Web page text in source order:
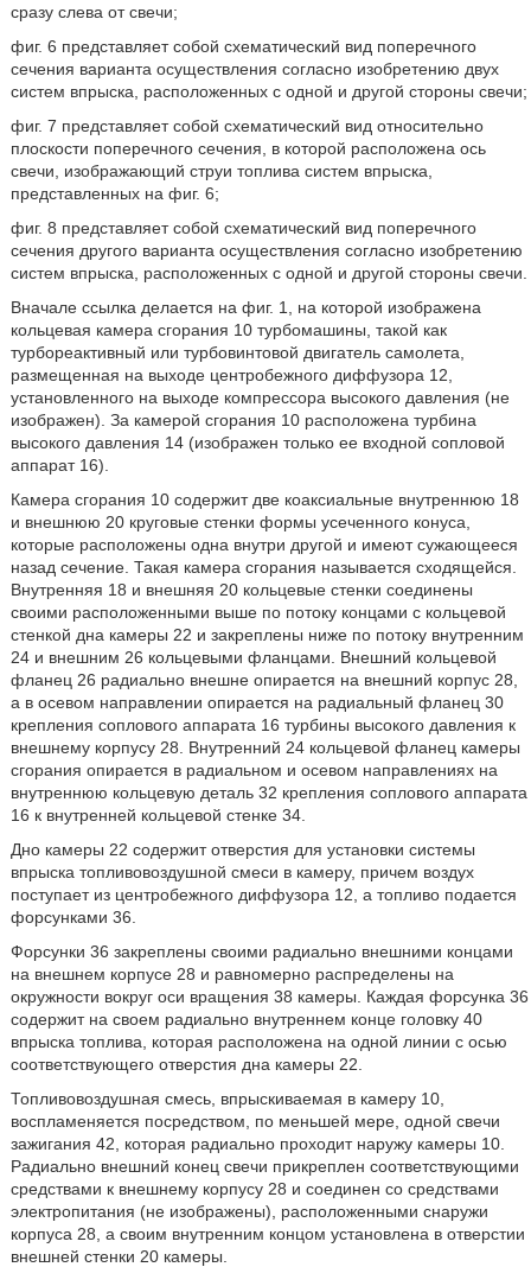
сразу слева от свечи;
фиг. 6 представляет собой схематический вид поперечного
сечения варианта осуществления согласно изобретению двух
систем впрыска, расположенных с одной и другой стороны свечи;
фиг. 7 представляет собой схематический вид относительно
плоскости поперечного сечения, в которой расположена ось
свечи, изображающий струи топлива систем впрыска,
представленных на фиг. 6;
фиг. 8 представляет собой схематический вид поперечного
сечения другого варианта осуществления согласно изобретению
систем впрыска, расположенных с одной и другой стороны свечи.
Вначале ссылка делается на фиг. 1, на которой изображена
кольцевая камера сгорания 10 турбомашины, такой как
турбореактивный или турбовинтовой двигатель самолета,
размещенная на выходе центробежного диффузора 12,
установленного на выходе компрессора высокого давления (не
изображен). За камерой сгорания 10 расположена турбина
высокого давления 14 (изображен только ее входной сопловой
аппарат 16).
Камера сгорания 10 содержит две коаксиальные внутреннюю 18
и внешнюю 20 круговые стенки формы усеченного конуса,
которые расположены одна внутри другой и имеют сужающееся
назад сечение. Такая камера сгорания называется сходящейся.
Внутренняя 18 и внешняя 20 кольцевые стенки соединены
своими расположенными выше по потоку концами с кольцевой
стенкой дна камеры 22 и закреплены ниже по потоку внутренним
24 и внешним 26 кольцевыми фланцами. Внешний кольцевой
фланец 26 радиально внешне опирается на внешний корпус 28,
а в осевом направлении опирается на радиальный фланец 30
крепления соплового аппарата 16 турбины высокого давления к
внешнему корпусу 28. Внутренний 24 кольцевой фланец камеры
сгорания опирается в радиальном и осевом направлениях на
внутреннюю кольцевую деталь 32 крепления соплового аппарата
16 к внутренней кольцевой стенке 34.
Дно камеры 22 содержит отверстия для установки системы
впрыска топливовоздушной смеси в камеру, причем воздух
поступает из центробежного диффузора 12, а топливо подается
форсунками 36.
Форсунки 36 закреплены своими радиально внешними концами
на внешнем корпусе 28 и равномерно распределены на
окружности вокруг оси вращения 38 камеры. Каждая форсунка 36
содержит на своем радиально внутреннем конце головку 40
впрыска топлива, которая расположена на одной линии с осью
соответствующего отверстия дна камеры 22.
Топливовоздушная смесь, впрыскиваемая в камеру 10,
воспламеняется посредством, по меньшей мере, одной свечи
зажигания 42, которая радиально проходит наружу камеры 10.
Радиально внешний конец свечи прикреплен соответствующими
средствами к внешнему корпусу 28 и соединен со средствами
электропитания (не изображены), расположенными снаружи
корпуса 28, а своим внутренним концом установлена в отверстии
внешней стенки 20 камеры.